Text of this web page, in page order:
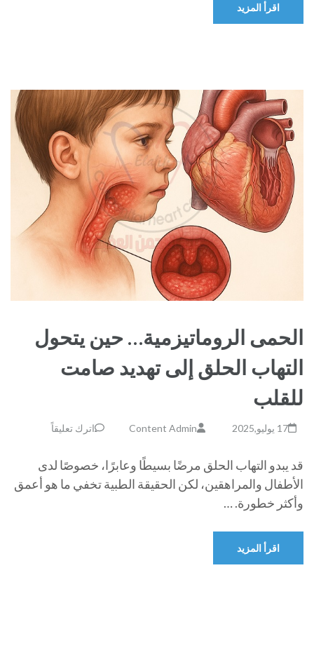
اقرأ المزيد
الحمى الروماتيزمية… حين يتحول
التهاب الحلق إلى تهديد صامت
للقلب
17 يوليو,2025 Content Admin اترك تعليقاً
قد يبدو التهاب الحلق مرضًا بسيطًا وعابرًا، خصوصًا لدى
الأطفال والمراهقين، لكن الحقيقة الطبية تخفي ما هو أعمق
وأكثر خطورة. …
اقرأ المزيد